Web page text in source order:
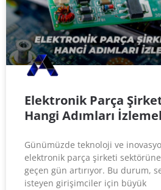
Elektronik Parça
Hangi Adımları
Günümüzde teknoloji ve
elektronik parça şirketi
geçen gün artırıyor. Bu durum,
isteyen girişimciler için büyük